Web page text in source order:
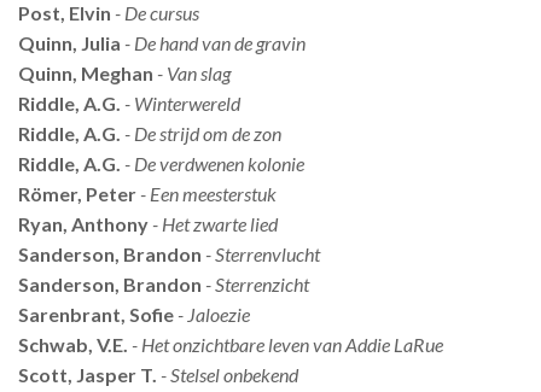
Post, Elvin - De cursus
Quinn, Julia - De hand van de gravin
Quinn, Meghan - Van slag
Riddle, A.G. - Winterwereld
Riddle, A.G. - De strijd om de zon
Riddle, A.G. - De verdwenen kolonie
Römer, Peter - Een meesterstuk
Ryan, Anthony - Het zwarte lied
Sanderson, Brandon - Sterrenvlucht
Sanderson, Brandon - Sterrenzicht
Sarenbrant, Sofie - Jaloezie
Schwab, V.E. - Het onzichtbare leven van Addie LaRue
Scott, Jasper T. - Stelsel onbekend